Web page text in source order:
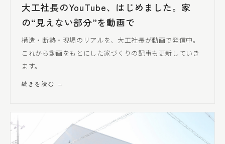
大工社長のYouTube、はじめました。家
の“見えない部分”を動画で
構造・断熱・現場のリアルを、 大工社長が動画で発信中。
これから動画をもとにした家づくりの記事も更新していき
ます。
続きを読む →